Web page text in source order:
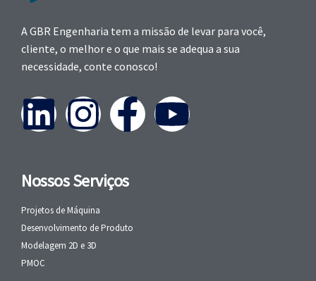
A GBR Engenharia tem a missão de levar para você,
cliente, o melhor e o que mais se adequa a sua
necessidade, conte conosco!
Nossos Serviços
Projetos de Máquina
Desenvolvimento de Produto
Modelagem 2D e 3D
PMOC